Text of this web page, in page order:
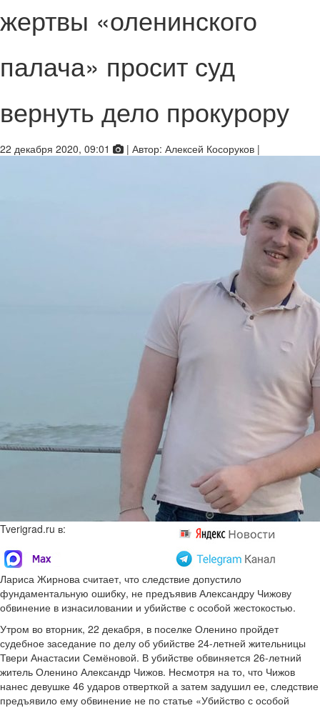
жертвы «оленинского
палача» просит суд
вернуть дело прокурору
22 декабря 2020, 09:01 | Автор: Алексей Косоруков |
Tverigrad.ru в:
Лариса Жирнова считает, что следствие допустило
фундаментальную ошибку, не предъявив Александру Чижову
обвинение в изнасиловании и убийстве с особой жестокостью.
Утром во вторник, 22 декабря, в поселке Оленино пройдет
судебное заседание по делу об убийстве 24-летней жительницы
Твери Анастасии Семёновой. В убийстве обвиняется 26-летний
житель Оленино Александр Чижов. Несмотря на то, что Чижов
нанес девушке 46 ударов отверткой а затем задушил ее, следствие
предъявило ему обвинение не по статье «Убийство с особой